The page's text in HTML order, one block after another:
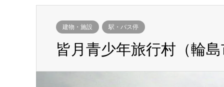
建物・施設 駅・バス停
皆月青少年旅行村（輪